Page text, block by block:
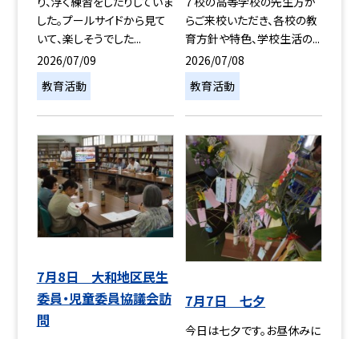
した。プールサイドから見て
いて、楽しそうでした...
2026/07/09
教育活動
らご来校いただき、各校の教
育方針や特色、学校生活の...
2026/07/08
教育活動
7月8日 大和地区民生
委員・児童委員協議会訪
問
7月7日 七夕
今日は七夕です。お昼休みに